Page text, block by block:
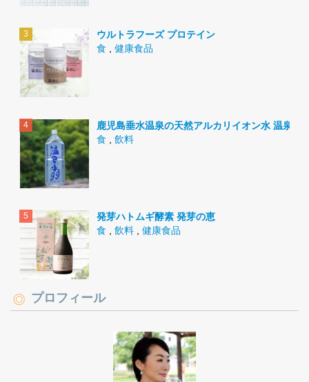
ウルトラフーズ プロテイン
食
健康食品
鹿児島垂水温泉の天然アルカリイオン水 温泉水
食
飲料
発芽ハトムギ酵素 発芽の恵
食
飲料 健康食品
プロフィール